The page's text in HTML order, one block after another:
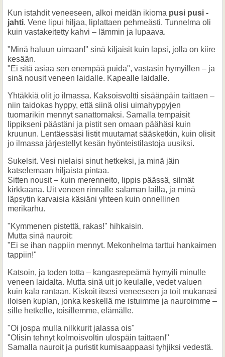
Kun istahdit veneeseen, alkoi meidän ikioma pusi pusi -
jahti. Vene lipui hiljaa, liplattaen pehmeästi. Tunnelma oli
kuin vastakeitetty kahvi – lämmin ja lupaava.
"Minä haluun uimaan!" sinä kiljaisit kuin lapsi, jolla on kiire
kesään.
"Ei sitä asiaa sen enempää puida", vastasin hymyillen – ja
sinä nousit veneen laidalle. Kapealle laidalle.
Yhtäkkiä olit jo ilmassa. Kaksoisvoltti sisäänpäin taittaen –
niin taidokas hyppy, että siinä olisi uimahyppyjen
tuomarikin mennyt sanattomaksi. Samalla tempaisit
lippikseni päästäni ja pistit sen omaan päähäsi kuin
kruunun. Lentäessäsi listit muutamat sääsketkin, kuin olisit
jo ilmassa järjestellyt kesän hyönteistilastoja uusiksi.
Sukelsit. Vesi nielaisi sinut hetkeksi, ja minä jäin
katselemaan hiljaista pintaa.
Sitten nousit – kuin merenneito, lippis päässä, silmät
kirkkaana. Uit veneen rinnalle salaman lailla, ja minä
läpsytin karvaisia käsiäni yhteen kuin onnellinen
merikarhu.
"Kymmenen pistettä, rakas!" hihkaisin.
Mutta sinä nauroit:
"Ei se ihan nappiin mennyt. Mekonhelma tarttui hankaimen
tappiin!"
Katsoin, ja toden totta – kangasrepeämä hymyili minulle
veneen laidalta. Mutta sinä uit jo keulalle, vedet valuen
kuin kala rantaan. Kiskoit itsesi veneeseen ja toit mukanasi
iloisen kuplan, jonka keskellä me istuimme ja nauroimme –
sille hetkelle, toisillemme, elämälle.
"Oi jospa mulla nilkkurit jalassa ois"
"Olisin tehnyt kolmoisvoltin ulospäin taittaen!"
Samalla nauroit ja puristit kumisaappaasi tyhjiksi vedestä.